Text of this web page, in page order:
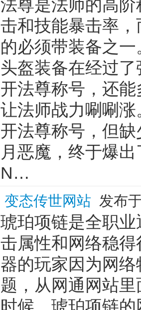
法尊是法师的高
击和技能暴击率
的必须带装备之
头盔装备在经过
开法尊称号，还
让法师战力唰唰
开法尊称号，但
月恶魔，终于爆
N…
变态传世网站 发布
琥珀项链是全职
击属性和网络稳
器的玩家因为网
题，从网通网站
时候，琥珀项链